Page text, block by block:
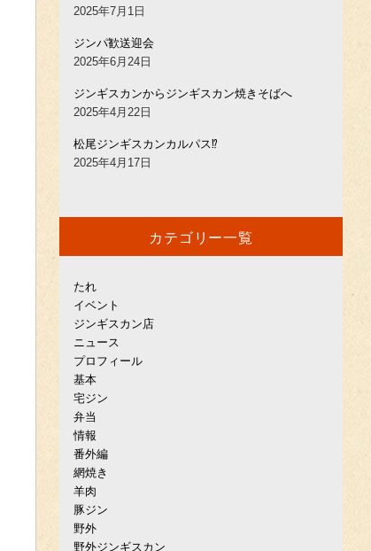
2025年7月1日
ジンパ歓送迎会
2025年6月24日
ジンギスカンからジンギスカン焼きそばへ
2025年4月22日
松尾ジンギスカンカルパス⁉︎
2025年4月17日
カテゴリー一覧
たれ
イベント
ジンギスカン店
ニュース
プロフィール
基本
宅ジン
弁当
情報
番外編
網焼き
羊肉
豚ジン
野外
野外ジンギスカン